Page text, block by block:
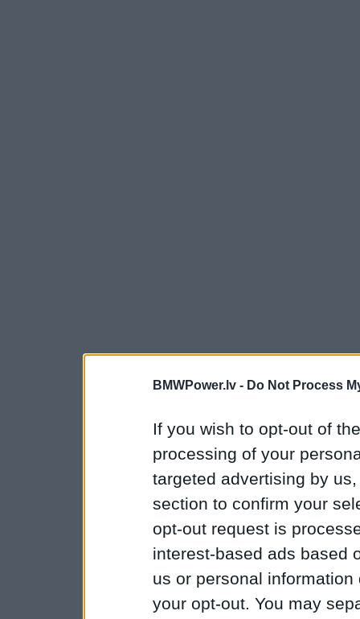
BMWPower.lv - Do Not Process
If you wish to opt-out of
processing of your
targeted advertising by
section to confirm your
opt-out request is
interest-based ads based
us or personal
your opt-out. You may